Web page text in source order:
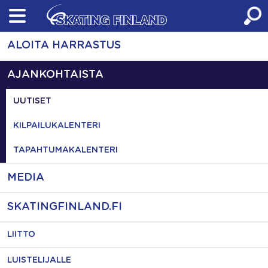
Skip
content
ALOITA HARRASTUS
AJANKOHTAISTA
UUTISET
KILPAILUKALENTERI
TAPAHTUMAKALENTERI
MEDIA
SKATINGFINLAND.FI
LIITTO
LUISTELIJALLE